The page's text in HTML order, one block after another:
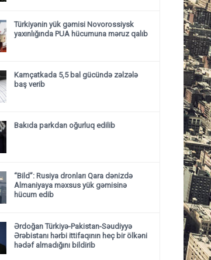
Türkiyənin yük gəmisi Novorossiysk
yaxınlığında PUA hücumuna məruz qalıb
Kamçatkada 5,5 bal gücündə zəlzələ
baş verib
Bakıda parkdan oğurluq edilib
“Bild”: Rusiya dronları Qara dənizdə
Almaniyaya məxsus yük gəmisinə
hücum edib
Ərdoğan Türkiyə-Pakistan-Səudiyyə
Ərəbistanı hərbi ittifaqının heç bir ölkəni
hədəf almadığını bildirib